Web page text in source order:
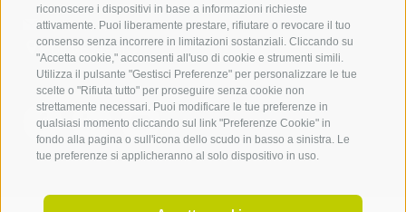
riconoscere i dispositivi in base a informazioni richieste
attivamente. Puoi liberamente prestare, rifiutare o revocare il tuo
consenso senza incorrere in limitazioni sostanziali. Cliccando su
"Accetta cookie," acconsenti all'uso di cookie e strumenti simili.
Utilizza il pulsante "Gestisci Preferenze" per personalizzare le tue
scelte o "Rifiuta tutto" per proseguire senza cookie non
strettamente necessari. Puoi modificare le tue preferenze in
qualsiasi momento cliccando sul link "Preferenze Cookie" in
fondo alla pagina o sull'icona dello scudo in basso a sinistra. Le
tue preferenze si applicheranno al solo dispositivo in uso.
SCRIVICI
DOVE SIAMO